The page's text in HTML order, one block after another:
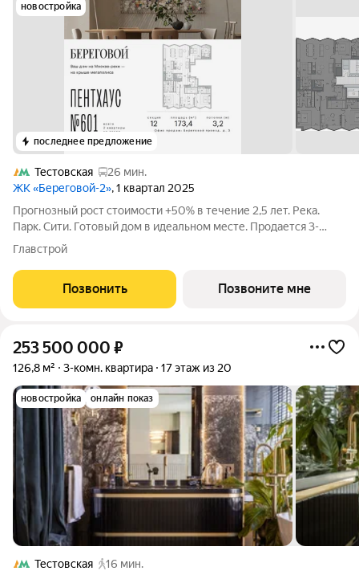
новостройка
последнее предложение
Тестовская
26 мин.
ЖК «Береговой-2», 1 квартал 2025
Прогнозный рост стоимости +50% в течение 2,5 лет. Река.
Парк. Сити. Готовый дом в идеальном месте. Продается 3-
комнатная квартира на 22-м этаже с панорамным остеклением
и видом на Москву-реку. Береговой - квартал-курорт в центре
столицы. Пешеходная
Главстрой
Позвонить Позвоните мне
253 500 000 ₽
126,8 м² 3-комн. квартира 17 этаж из 20
новостройка онлайн показ
Тестовская
16 мин.